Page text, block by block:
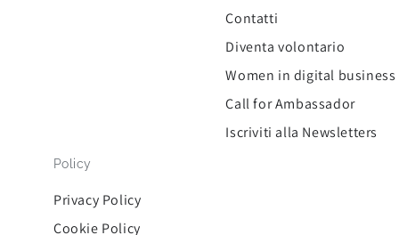
Contatti
Diventa volontario
Women in digital business
Call for Ambassador
Iscriviti alla Newsletters
Policy
Privacy Policy
Cookie Policy